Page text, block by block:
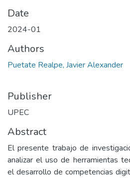
Date
2024-01
Authors
Puetate Realpe, Javier Alexander
Publisher
UPEC
Abstract
El presente trabajo de
analizar el uso de herramientas
el desarrollo de competencias